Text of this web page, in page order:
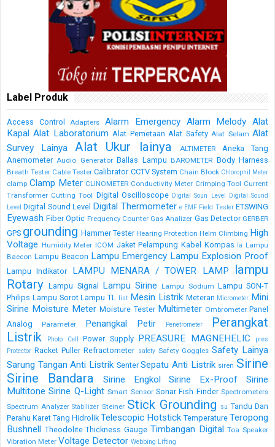
Label Produk
Access Control Adapters Alarm Emergency Alarm Melody Alat
Kapal Alat Laboratorium Alat Pemetaan Alat Safety Alat Selam Alat
Survey Lainya
Alat Ukur lainya ALTIMETER
Aneka Tang
Anemometer Audio Generator Ballas Lampu BAROMETER Body Harness
Breath Tester Cable Tester Calibrator CCTV System Chain Block Chlorophil Meter
clamp Clamp Meter CLINOMETER Conductivity Meter Crimping Tool Current
Transformer Cutting Tool Digital Oscilloscope Digital Soun Level Digital Sound
Level Digital Sound Level Digital Thermometer e EMF Field Tester ETSWING
Eyewash Fiber Optic Frequency Counter Gas Analizer Gas Detector GERBER
GPS grounding Hammer Tester Hearing Protection Helm Climbing High
Voltage Humidity Meter ICOM Jaket Pelampung Kabel Kompas la Lampu
Baecon Lampu Beacon Lampu Emergency Lampu Explosion Proof
Lampu Indikator LAMPU MENARA / TOWER LAMP
lampu
Rotary Lampu Signal Lampu Sirine Lampu Sodium Lampu SON-T
Philips Lampu Sorot Lampu TL list Mesin Listrik Meteran Micrometer Mini
Sirine Moisture Meter Moisture Tester Multimeter Ombrometer Panel
Analog
Parameter Penangkal Petir Penetrometer
Perangkat
Listrik
Photo Cell Power Supply PREASURE MAGNEHELIC
pres
Protector Racket Puller Refractometer safety Safety Goggles Safety Lainya
Sarung Tangan Anti Listrik Senter Sepatu Anti Listrik siren Sirine
Sirine Bandara
Sirine Engkol Sirine Ex-Proof
Sirine
Multitone Sirine Q-Light Smart Sensor Sonar Fish Finder Spectrometers
Spectrum Analyzer Stabilizer Steiner Stick Grounding su Tandu Dan
Perahu Karet Tang Hidrolik Telescopic Hotstick Temperature Teropong
Bushnell Theodolite Thickness Gauge Timbangan Digital Toa Speaker
Vibration Meter Voltage Detector Webbing Lifting